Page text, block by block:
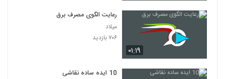
۰۱:۱۹
رعایت الگوی مصرف برق
میلاد
۷۰۶ بازدید
10 ایده ساده نقاشی